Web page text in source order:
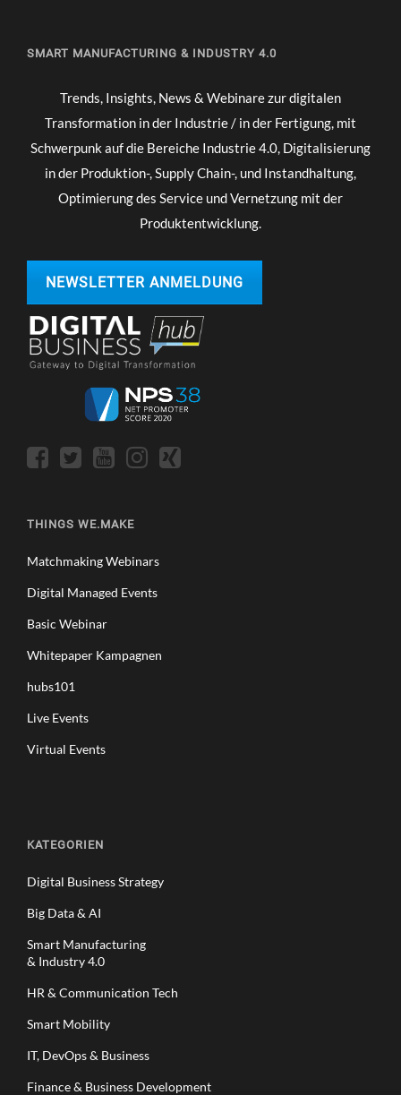
SMART MANUFACTURING & INDUSTRY 4.0
Trends, Insights, News & Webinare zur digitalen
Transformation in der Industrie / in der Fertigung, mit
Schwerpunk auf die Bereiche Industrie 4.0, Digitalisierung
in der Produktion-, Supply Chain-, und Instandhaltung,
Optimierung des Service und Vernetzung mit der
Produktentwicklung.
NEWSLETTER ANMELDUNG
THINGS WE.MAKE
Matchmaking Webinars
Digital Managed Events
Basic Webinar
Whitepaper Kampagnen
hubs101
Live Events
Virtual Events
KATEGORIEN
Digital Business Strategy
Big Data & AI
Smart Manufacturing
& Industry 4.0
HR & Communication Tech
Smart Mobility
IT, DevOps & Business
Finance & Business Development